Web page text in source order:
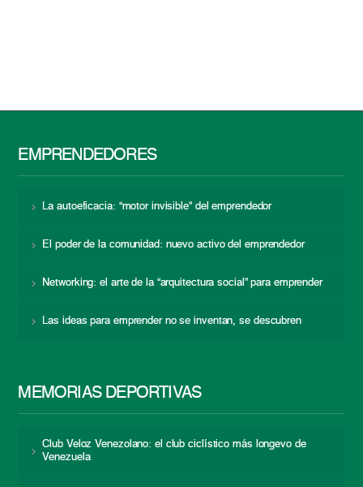
EMPRENDEDORES
La autoeficacia: “motor invisible” del emprendedor
El poder de la comunidad: nuevo activo del emprendedor
Networking: el arte de la “arquitectura social” para emprender
Las ideas para emprender no se inventan, se descubren
MEMORIAS DEPORTIVAS
Club Veloz Venezolano: el club ciclístico más longevo de
Venezuela